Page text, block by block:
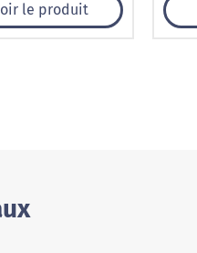
le produit